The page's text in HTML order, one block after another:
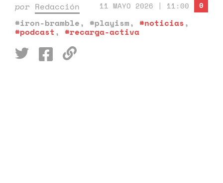
por Redacción 11 MAYO 2026 | 11:00
#iron-bramble, #playism, #noticias,
#podcast, #recarga-activa
0